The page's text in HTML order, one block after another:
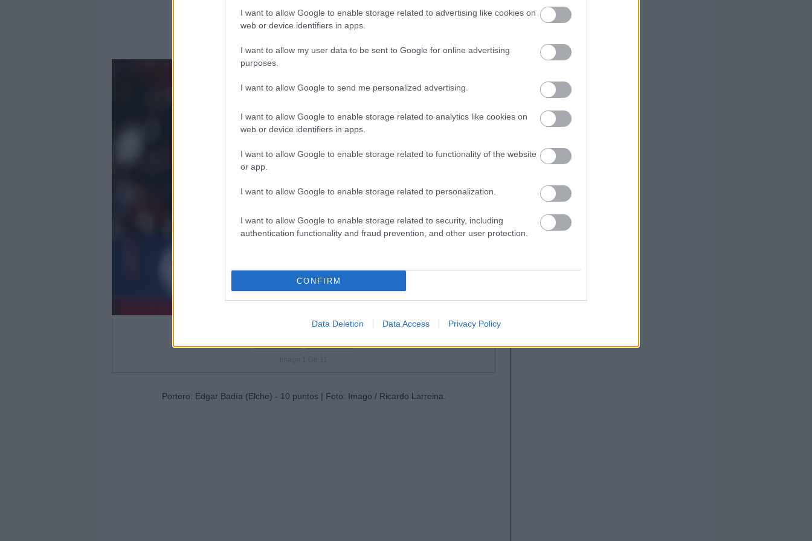
I want to allow Google to enable storage related to advertising like cookies on
web or device identifiers in apps.
I want to allow my user data to be sent to Google for online advertising
purposes.
I want to allow Google to send me personalized advertising.
I want to allow Google to enable storage related to analytics like cookies on
web or device identifiers in apps.
I want to allow Google to enable storage related to functionality of the website
or app.
I want to allow Google to enable storage related to personalization.
I want to allow Google to enable storage related to security, including
authentication functionality and fraud prevention, and other user protection.
CONFIRM
Data Deletion Data Access Privacy Policy
Portero: Edgar Badía (Elche) - 10 puntos | Foto: Imago / Ricardo Larreina.